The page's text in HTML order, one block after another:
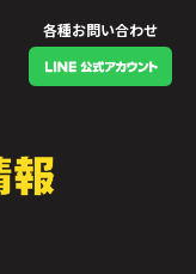
各種お問い合わせ